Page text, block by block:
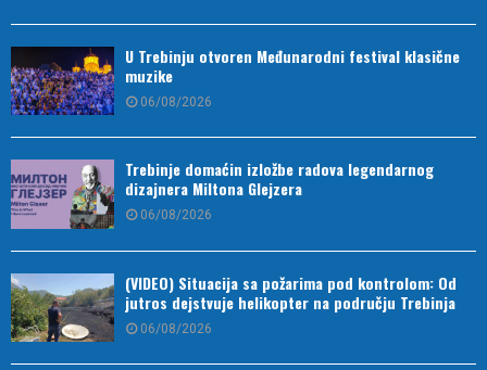
U Trebinju otvoren Međunarodni festival klasične
muzike
06/08/2026
Trebinje domaćin izložbe radova legendarnog
dizajnera Miltona Glejzera
06/08/2026
(VIDEO) Situacija sa požarima pod kontrolom: Od
jutros dejstvuje helikopter na području Trebinja
06/08/2026